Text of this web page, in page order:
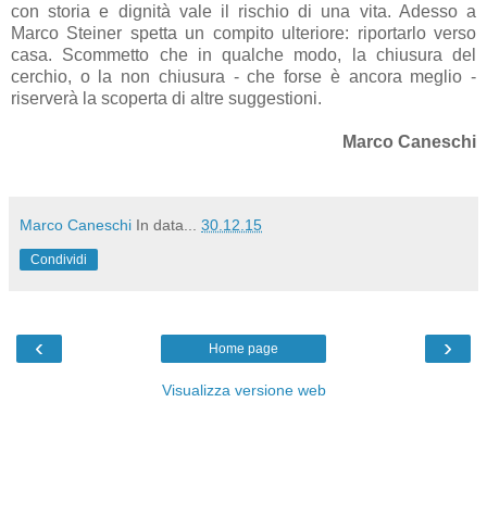
con storia e dignità vale il rischio di una vita. Adesso a
Marco Steiner spetta un compito ulteriore: riportarlo verso
casa. Scommetto che in qualche modo, la chiusura del
cerchio, o la non chiusura - che forse è ancora meglio -
riserverà la scoperta di altre suggestioni.
Marco Caneschi
Marco Caneschi In data... 30.12.15
Condividi
‹ ›
Home page
Visualizza versione web